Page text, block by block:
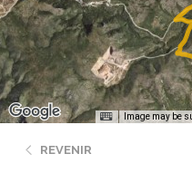
Image may be
REVENIR